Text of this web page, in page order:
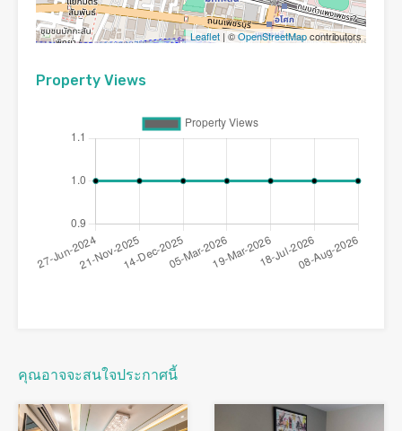
Leaflet | ©OpenStreetMapcontributors
Property Views
คุณอาจจะสนใจประกาศนี้